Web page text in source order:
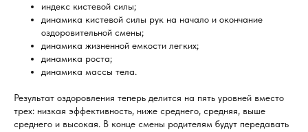
индекс кистевой силы;
динамика кистевой силы рук на начало и окончание
оздоровительной смены;
динамика жизненной емкости легких;
динамика роста;
динамика массы тела.
Результат оздоровления теперь делится на пять уровней вместо
трех: низкая эффективность, ниже среднего, средняя, выше
среднего и высокая. В конце смены родителям будут передавать